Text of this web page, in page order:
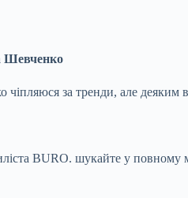
Шевченко
чіпляюся за тренди, але
BURO. шукайте у повному